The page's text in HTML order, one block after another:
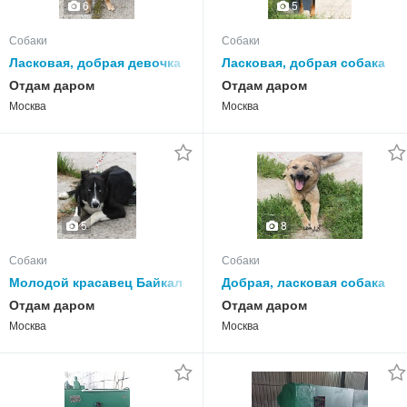
6
Собаки
Ласковая, добрая девочка
подросточек Нюша очень
ждет своего родного
Отдам даром
Москва
5
Собаки
Ласковая, добрая собака
Альма ждет своего
родного ЧЕЛОВЕКА!
Отдам даром
Москва
5
Собаки
Молодой красавец Байкал
ждёт своих людей
Отдам даром
Москва
8
Собаки
Добрая, ласковая собака
Лада всю жизнь ждет
своего родного
Отдам даром
Москва